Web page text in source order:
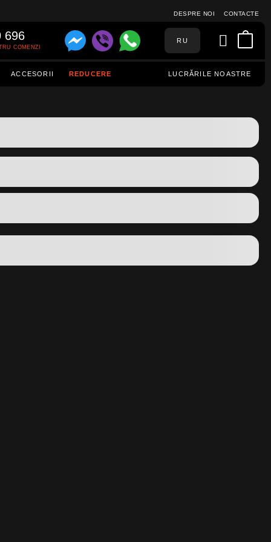
DESPRE NOI CONTACTE
696
COMENZI
RU
ACCESORII REDUCERE LUCRĂRILE NOASTRE